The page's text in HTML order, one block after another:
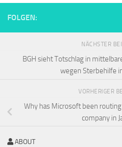
FOLGEN:
NÄCHSTER
BGH sieht Totschlag in
wegen Sterbehilfe
VORHERIGER
Why has Microsoft been
company in
ABOUT